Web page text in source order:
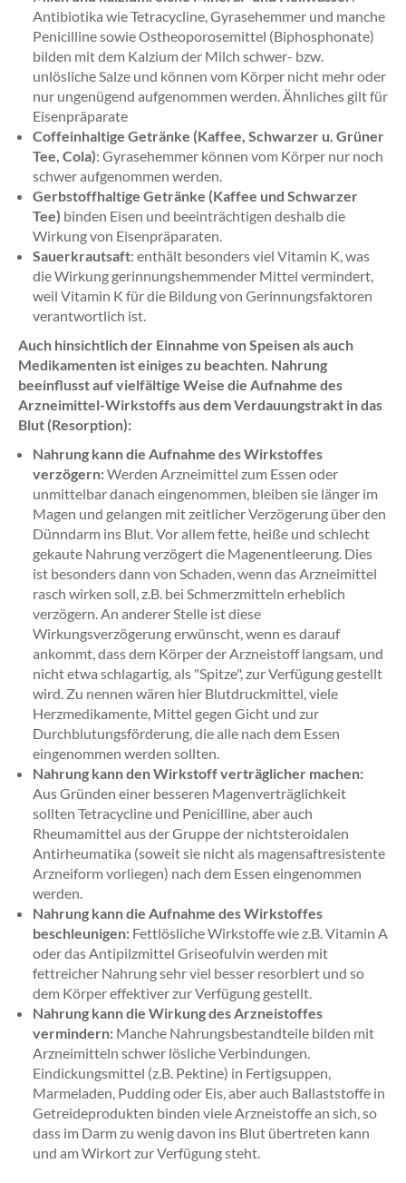
Antibiotika wie Tetracycline, Gyrasehemmer und manche
Penicilline sowie Ostheoporosemittel (Biphosphonate)
bilden mit dem Kalzium der Milch schwer- bzw.
unlösliche Salze und können vom Körper nicht mehr oder
nur ungenügend aufgenommen werden. Ähnliches gilt für
Eisenpräparate
Coffeinhaltige Getränke (Kaffee, Schwarzer u. Grüner
Tee, Cola): Gyrasehemmer können vom Körper nur noch
schwer aufgenommen werden.
Gerbstoffhaltige Getränke (Kaffee und Schwarzer
Tee) binden Eisen und beeinträchtigen deshalb die
Wirkung von Eisenpräparaten.
Sauerkrautsaft: enthält besonders viel Vitamin K, was
die Wirkung gerinnungshemmender Mittel vermindert,
weil Vitamin K für die Bildung von Gerinnungsfaktoren
verantwortlich ist.
Auch hinsichtlich der Einnahme von Speisen als auch
Medikamenten ist einiges zu beachten. Nahrung
beeinflusst auf vielfältige Weise die Aufnahme des
Arzneimittel-Wirkstoffs aus dem Verdauungstrakt in das
Blut (Resorption):
Nahrung kann die Aufnahme des Wirkstoffes
verzögern:Werden Arzneimittel zum Essen oder
unmittelbar danach eingenommen, bleiben sie länger im
Magen und gelangen mit zeitlicher Verzögerung über den
Dünndarm ins Blut. Vor allem fette, heiße und schlecht
gekaute Nahrung verzögert die Magenentleerung. Dies
ist besonders dann von Schaden, wenn das Arzneimittel
rasch wirken soll, z.B. bei Schmerzmitteln erheblich
verzögern. An anderer Stelle ist diese
Wirkungsverzögerung erwünscht, wenn es darauf
ankommt, dass dem Körper der Arzneistoff langsam, und
nicht etwa schlagartig, als "Spitze", zur Verfügung gestellt
wird. Zu nennen wären hier Blutdruckmittel, viele
Herzmedikamente, Mittel gegen Gicht und zur
Durchblutungsförderung, die alle nach dem Essen
eingenommen werden sollten.
Nahrung kann den Wirkstoff verträglicher machen:
Aus Gründen einer besseren Magenverträglichkeit
sollten Tetracycline und Penicilline, aber auch
Rheumamittel aus der Gruppe der nichtsteroidalen
Antirheumatika (soweit sie nicht als magensaftresistente
Arzneiform vorliegen) nach dem Essen eingenommen
werden.
Nahrung kann die Aufnahme des Wirkstoffes
beschleunigen: Fettlösliche Wirkstoffe wie z.B. Vitamin A
oder das Antipilzmittel Griseofulvin werden mit
fettreicher Nahrung sehr viel besser resorbiert und so
dem Körper effektiver zur Verfügung gestellt.
Nahrung kann die Wirkung des Arzneistoffes
vermindern: Manche Nahrungsbestandteile bilden mit
Arzneimitteln schwer lösliche Verbindungen.
Eindickungsmittel (z.B. Pektine) in Fertigsuppen,
Marmeladen, Pudding oder Eis, aber auch Ballaststoffe in
Getreideprodukten binden viele Arzneistoffe an sich, so
dass im Darm zu wenig davon ins Blut übertreten kann
und am Wirkort zur Verfügung steht.